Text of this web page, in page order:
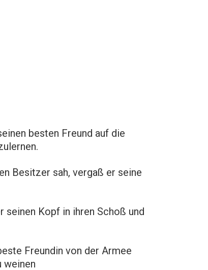
besten Freund auf die
Besitzer sah, vergaß er seine
seinen Kopf in ihren Schoß und
Freundin von der Armee
weinen